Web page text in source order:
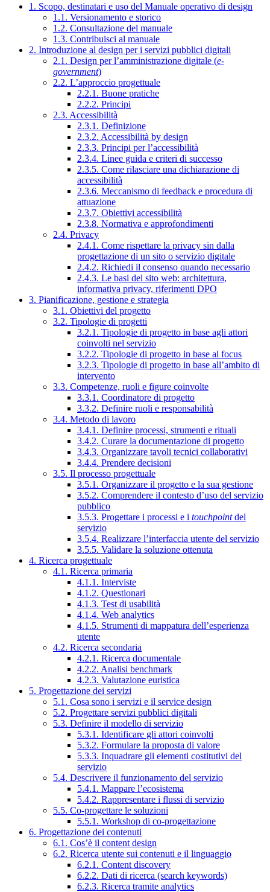
1. Scopo, destinatari e uso del Manuale operativo di design
1.1. Versionamento e storico
1.2. Consultazione del manuale
1.3. Contribuisci al manuale
2. Introduzione al design per i servizi pubblici digitali
2.1. Design per l’amministrazione digitale (e-
government)
2.2. L’approccio progettuale
2.2.1. Buone pratiche
2.2.2. Principi
2.3. Accessibilità
2.3.1. Definizione
2.3.2. Accessibilità by design
2.3.3. Principi per l’accessibilità
2.3.4. Linee guida e criteri di successo
2.3.5. Come rilasciare una dichiarazione di
accessibilità
2.3.6. Meccanismo di feedback e procedura di
attuazione
2.3.7. Obiettivi accessibilità
2.3.8. Normativa e approfondimenti
2.4. Privacy
2.4.1. Come rispettare la privacy sin dalla
progettazione di un sito o servizio digitale
2.4.2. Richiedi il consenso quando necessario
2.4.3. Le basi del sito web: architettura,
informativa privacy, riferimenti DPO
3. Pianificazione, gestione e strategia
3.1. Obiettivi del progetto
3.2. Tipologie di progetti
3.2.1. Tipologie di progetto in base agli attori
coinvolti nel servizio
3.2.2. Tipologie di progetto in base al focus
3.2.3. Tipologie di progetto in base all’ambito di
intervento
3.3. Competenze, ruoli e figure coinvolte
3.3.1. Coordinatore di progetto
3.3.2. Definire ruoli e responsabilità
3.4. Metodo di lavoro
3.4.1. Definire processi, strumenti e rituali
3.4.2. Curare la documentazione di progetto
3.4.3. Organizzare tavoli tecnici collaborativi
3.4.4. Prendere decisioni
3.5. Il processo progettuale
3.5.1. Organizzare il progetto e la sua gestione
3.5.2. Comprendere il contesto d’uso del servizio
pubblico
3.5.3. Progettare i processi e i touchpointdel
servizio
3.5.4. Realizzare l’interfaccia utente del servizio
3.5.5. Validare la soluzione ottenuta
4. Ricerca progettuale
4.1. Ricerca primaria
4.1.1. Interviste
4.1.2. Questionari
4.1.3. Test di usabilità
4.1.4. Web analytics
4.1.5. Strumenti di mappatura dell’esperienza
utente
4.2. Ricerca secondaria
4.2.1. Ricerca documentale
4.2.2. Analisi benchmark
4.2.3. Valutazione euristica
5. Progettazione dei servizi
5.1. Cosa sono i servizi e il service design
5.2. Progettare servizi pubblici digitali
5.3. Definire il modello di servizio
5.3.1. Identificare gli attori coinvolti
5.3.2. Formulare la proposta di valore
5.3.3. Inquadrare gli elementi costitutivi del
servizio
5.4. Descrivere il funzionamento del servizio
5.4.1. Mappare l’ecosistema
5.4.2. Rappresentare i flussi di servizio
5.5. Co-progettare le soluzioni
5.5.1. Workshop di co-progettazione
6. Progettazione dei contenuti
6.1. Cos’è il content design
6.2. Ricerca utente sui contenuti e il linguaggio
6.2.1. Content discovery
6.2.2. Dati di ricerca (search keywords)
6.2.3. Ricerca tramite analytics